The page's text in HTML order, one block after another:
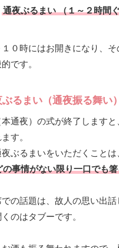
通夜ぶるまい （１～２時間
１０時にはお開きになり、
です。
ぶるまい（通夜振る舞い
通夜）の式が終了します
す。
夜ぶるまいをいただくこと
の事情がない限り一口でも
での話題は、故人の思い出
くのはタブーです。